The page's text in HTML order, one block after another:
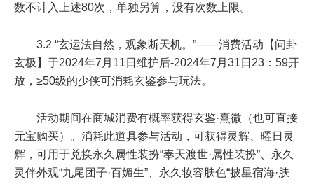
数不计入上述80次，单独另算，没有次数上限。
3.2 “玄运法自然，观象断天机。”——消费活动【问卦
玄极】于2024年7月11日维护后-2024年7月31日23：59开
放， ≥50级的少侠可消耗玄鉴参与玩法。
活动期间在商城消费有概率获得玄鉴·熹微（也可直接
元宝购买）。消耗此道具参与活动，可获得灵辉、曜日灵
辉，可用于兑换永久属性装扮“奉天渡世·属性装扮”、永久
灵伴外观“九尾团子·百媚生”、永久妆容肤色“披星宿海·肤